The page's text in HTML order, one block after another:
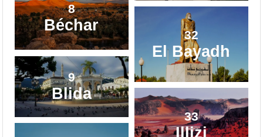
8
Béchar
9
Blida
32
El Bayadh
33
Illizi